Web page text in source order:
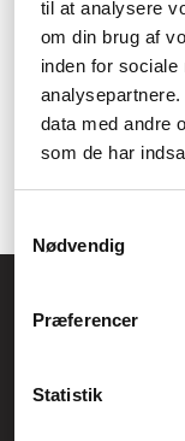
til at analysere
om din brug af
inden for sociale
data med andre
som de har
Nødvendig
Præferencer
Statistik
den også en
hvornår værktøjet
slagskruetrækker
professionel eller
robust design. Det
drejehoved og
at udføre
CVR.: 26208637
Generelle